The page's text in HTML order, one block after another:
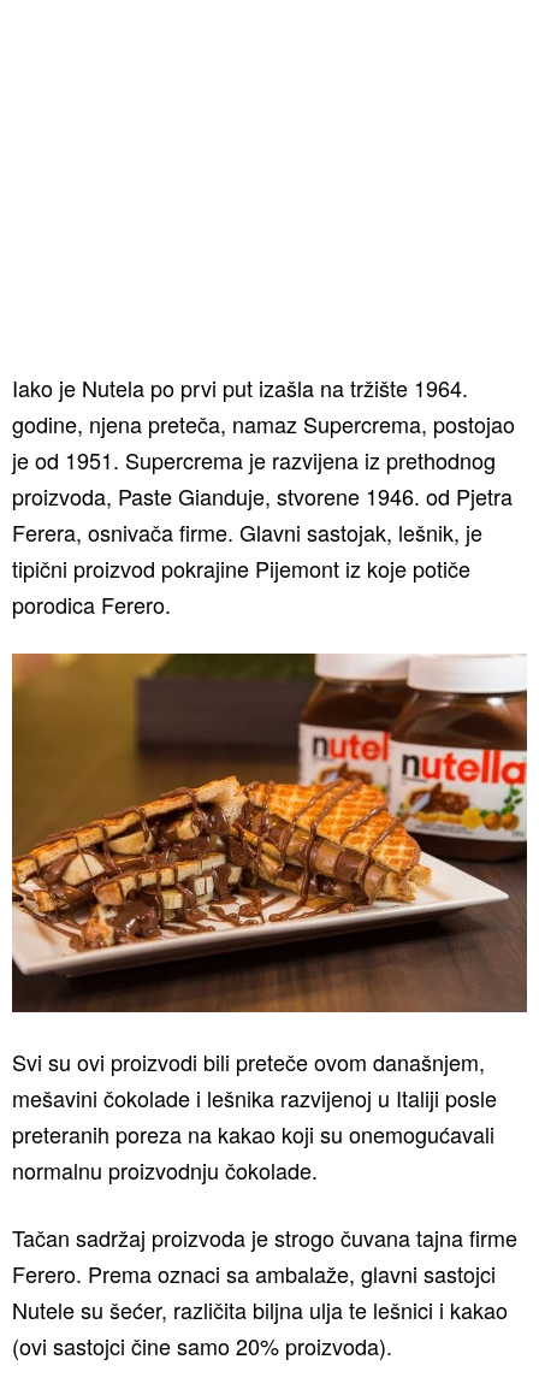
Iako je Nutela po prvi put izašla na tržište 1964.
godine, njena preteča, namaz Supercrema, postojao
je od 1951. Supercrema je razvijena iz prethodnog
proizvoda, Paste Gianduje, stvorene 1946. od Pjetra
Ferera, osnivača firme. Glavni sastojak, lešnik, je
tipični proizvod pokrajine Pijemont iz koje potiče
porodica Ferero.
Svi su ovi proizvodi bili preteče ovom današnjem,
mešavini čokolade i lešnika razvijenoj u Italiji posle
preteranih poreza na kakao koji su onemogućavali
normalnu proizvodnju čokolade.
Tačan sadržaj proizvoda je strogo čuvana tajna firme
Ferero. Prema oznaci sa ambalaže, glavni sastojci
Nutele su šećer, različita biljna ulja te lešnici i kakao
(ovi sastojci čine samo 20% proizvoda).